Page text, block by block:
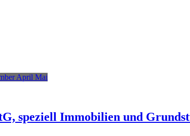
April Mai
speziell Immobilien und